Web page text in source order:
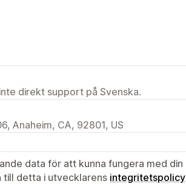
direkt support på Svenska.
Anaheim, CA, 92801, US
data för att kunna fungera med din
till detta i utvecklarens integritetspolicy